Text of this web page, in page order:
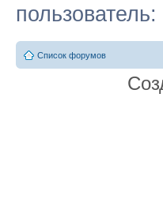
пользователь:
Список форумов